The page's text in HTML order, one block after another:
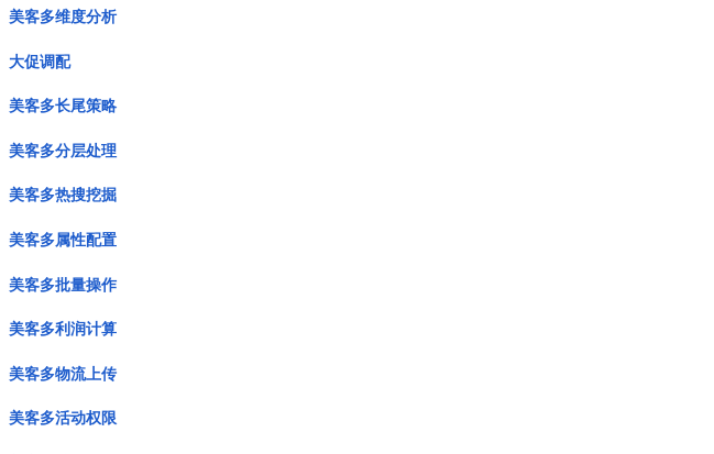
美客多维度分析
大促调配
美客多长尾策略
美客多分层处理
美客多热搜挖掘
美客多属性配置
美客多批量操作
美客多利润计算
美客多物流上传
美客多活动权限